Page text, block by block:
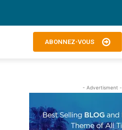
ABONNEZ-VOUS
- Advertisment -